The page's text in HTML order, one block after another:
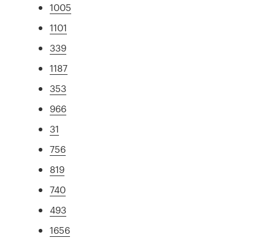
1005
1101
339
1187
353
966
31
756
819
740
493
1656